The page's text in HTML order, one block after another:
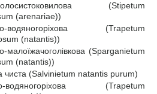
волосистоковилова (Stipetum
(arenariae))
водяногоріхова (Trapetum
(natantis))
малоїжачоголівкова (Sparganietum
(natantis))
чиста (Salvinietum natantis purum)
водяногоріхова (Trapetum